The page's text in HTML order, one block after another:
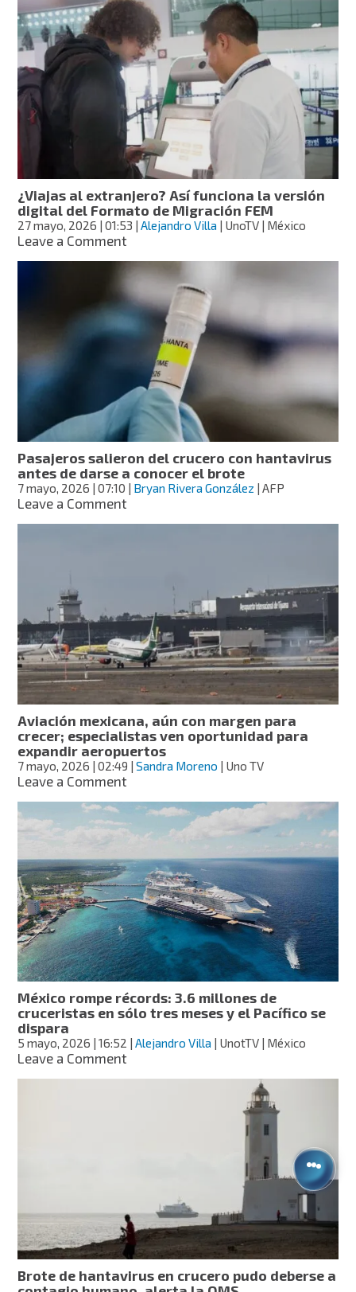
puedes
ingresar
a
México
sin
pagar
impuestos?
SAT
permite
hasta
500
dólares
en
tu
maleta
¿Viajas al extranjero? Así funciona la versión
digital del Formato de Migración FEM
27 mayo, 2026 | 01:53 |Alejandro Villa | UnoTV | México
Leave a Commenton
al
extranjero?
Así
funciona
la
versión
digital
del
Formato
de
Migración
FEM
Pasajeros salieron del crucero con hantavirus
antes de darse a conocer el brote
7 mayo, 2026 | 07:10 | Bryan Rivera González | AFP
Leave a Commenton
hantavirus
antes
de
darse
a
conocer
el
brote
Aviación mexicana, aún con margen para
crecer; especialistas ven oportunidad para
expandir aeropuertos
7 mayo, 2026 | 02:49 |Sandra Moreno | Uno TV
Leave a Commenton
mexicana,
aún
margen
para
crecer;
especialistas
ven
oportunidad
para
expandir
aeropuertos
México rompe récords: 3.6 millones de
cruceristas en sólo tres meses y el Pacífico se
dispara
5 mayo, 2026 | 16:52 |Alejandro Villa | UnotTV | México
Leave a Commenton
tres
meses
y
el
Pacífico
Brote de hantavirus en crucero pudo deberse a